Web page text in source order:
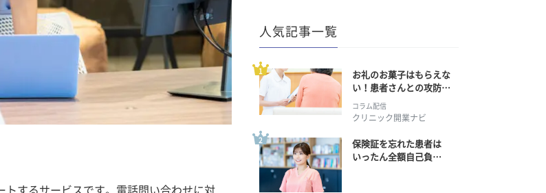
トするサービスです。電話問い合わせに対
人気記事一覧
お礼のお菓子はもらえな
い！患者さんとの攻防の
コラム配信
クリニック開業ナビ
保険証を忘れた患者は
いったん全額自己負